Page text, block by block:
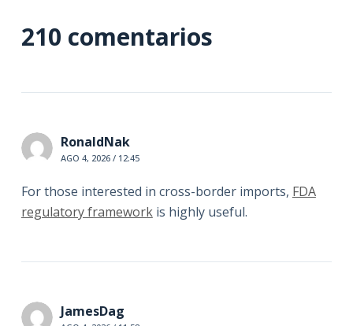
210 comentarios
RonaldNak
AGO 4, 2026 / 12:45
For those interested in cross-border imports, FDA
regulatory frameworkis highly useful.
JamesDag